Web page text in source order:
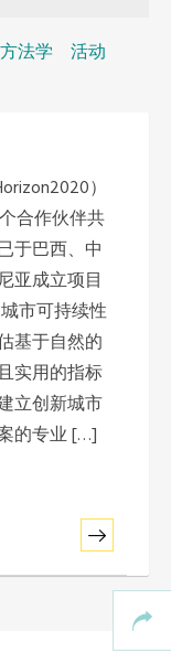
书处
方法学
活动
）
合作伙伴共
于巴西、中
亚成立项目
市可持续性
基于自然的
实用的指标
立创新城市
的专业 […]